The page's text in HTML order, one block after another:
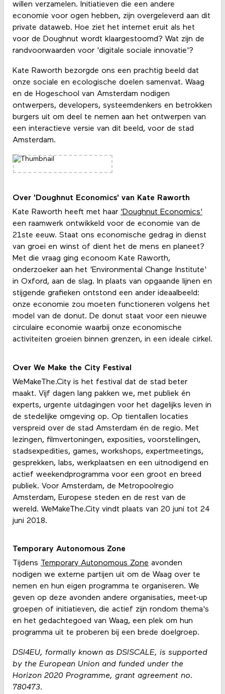
willen verzamelen. Initiatieven die een andere
economie voor ogen hebben, zijn overgeleverd aan dit
private dataweb. Hoe ziet het internet eruit als het
voor de Doughnut wordt klaargestoomd? Wat zijn de
randvoorwaarden voor 'digitale sociale innovatie'?
Kate Raworth bezorgde ons een prachtig beeld dat
onze sociale en ecologische doelen samenvat. Waag
en de Hogeschool van Amsterdam nodigen
ontwerpers, developers, systeemdenkers en betrokken
burgers uit om deel te nemen aan het ontwerpen van
een interactieve versie van dit beeld, voor de stad
Amsterdam.
Over 'Doughnut Economics' van Kate Raworth
Kate Raworth heeft met haar 'Doughnut Economics'
een raamwerk ontwikkeld voor de economie van de
21ste eeuw. Staat ons economische gedrag in dienst
van groei en winst of dient het de mens en planeet?
Met die vraag ging econoom Kate Raworth,
onderzoeker aan het 'Environmental Change Institute'
in Oxford, aan de slag. In plaats van opgaande lijnen en
stijgende grafieken ontstond een ander ideaalbeeld:
onze economie zou moeten functioneren volgens het
model van de donut. De donut staat voor een nieuwe
circulaire economie waarbij onze economische
activiteiten groeien binnen grenzen, in een ideale cirkel.
Over We Make the City Festival
WeMakeThe.City is het festival dat de stad beter
maakt. Vijf dagen lang pakken we, met publiek én
experts, urgente uitdagingen voor het dagelijks leven in
de stedelijke omgeving op. Op tientallen locaties
verspreid over de stad Amsterdam én de regio. Met
lezingen, filmvertoningen, exposities, voorstellingen,
stadsexpedities, games, workshops, expertmeetings,
gesprekken, labs, werkplaatsen en een uitnodigend en
actief weekendprogramma voor een groot en breed
publiek. Voor Amsterdam, de Metropoolregio
Amsterdam, Europese steden en de rest van de
wereld. WeMakeThe.City vindt plaats van 20 juni tot 24
juni 2018.
Temporary Autonomous Zone
Tijdens Temporary Autonomous Zone avonden
nodigen we externe partijen uit om de Waag over te
nemen en hun eigen programma te organiseren. We
geven op deze avonden andere organisaties, meet-up
groepen of initiatieven, die actief zijn rondom thema's
en het gedachtegoed van Waag, een plek om hun
programma uit te proberen bij een brede doelgroep.
DSI4EU, formally known as DSISCALE, is supported
by the European Union and funded under the
Horizon 2020 Programme, grant agreement no.
780473.